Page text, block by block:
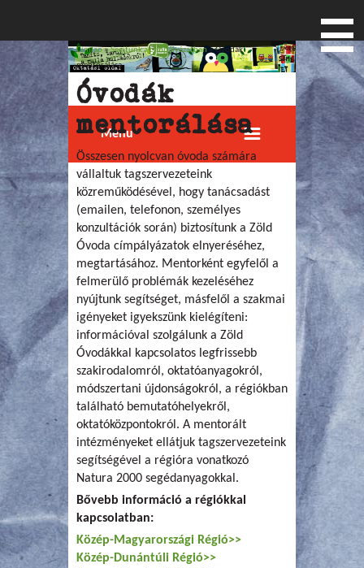
Menu
Jelenlegi hely
Címlap»Segítünk a címpályázatban » Óvodák
mentorálása
Óvodák
mentorálása
Összesen nyolcvan óvoda számára
vállaltuk tagszervezeteink
közreműködésével, hogy tanácsadást
(emailen, telefonon, személyes
konzultációk során) biztosítunk a Zöld
Óvoda címpályázatok elnyeréséhez,
megtartásához. Mentorként egyfelől a
felmerülő problémák kezeléséhez
nyújtunk segítséget, másfelől a szakmai
igényeket igyekszünk kielégíteni:
információval szolgálunk a Zöld
Óvodákkal kapcsolatos legfrissebb
szakirodalomról, oktatóanyagokról,
módszertani újdonságokról, a régiókban
található bemutatóhelyekről,
oktatóközpontokról. A mentorált
intézményeket ellátjuk tagszervezeteink
segítségével a régióra vonatkozó
Natura 2000 segédanyagokkal.
Bővebb információ a régiókkal
kapcsolatban:
Közép-Magyarországi Régió>>
Közép-Dunántúli Régió>>